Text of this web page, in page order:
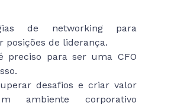
de networking para
posições de liderança.
preciso para ser uma CFO
desafios e criar valor
ambiente corporativo